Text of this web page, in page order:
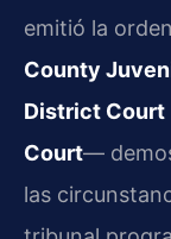
emitió la
County
District Court
Court—
las